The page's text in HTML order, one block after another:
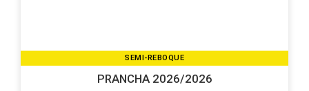
SEMI-REBOQUE
PRANCHA 2026/2026